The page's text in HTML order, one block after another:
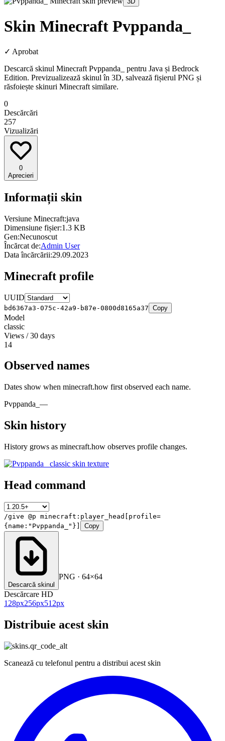
Skin Minecraft Pvppanda_
✓ Aprobat
Descarcă skinul Minecraft Pvppanda_ pentru Java și Bedrock
Edition. Previzualizează skinul în 3D, salvează fișierul PNG și
răsfoiește skinuri Minecraft similare.
0
Descărcări
257
Vizualizări
0
Aprecieri
Informații skin
Versiune Minecraft:java
Dimensiune fișier:1.3 KB
Gen:Necunoscut
Încărcat de:Admin User
Data încărcării:29.09.2023
Minecraft profile
UUID
bd6367a3-075c-42a9-b87e-0800d8165a37 Copy
Model
classic
Views / 30 days
14
Observed names
Dates show when minecraft.how first observed each name.
Pvppanda_ —
Skin history
History grows as minecraft.how observes profile changes.
Head command
/give @p minecraft:player_head[profile=
{name:"Pvppanda_"}]
Copy
Descarcă skinul
PNG · 64×64
Descărcare HD
128px256px512px
Distribuie acest skin
Scanează cu telefonul pentru a distribui acest skin